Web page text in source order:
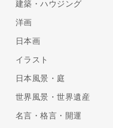
建築・ハウジング
洋画
日本画
イラスト
日本風景・庭
世界風景・世界遺産
名言・格言・開運